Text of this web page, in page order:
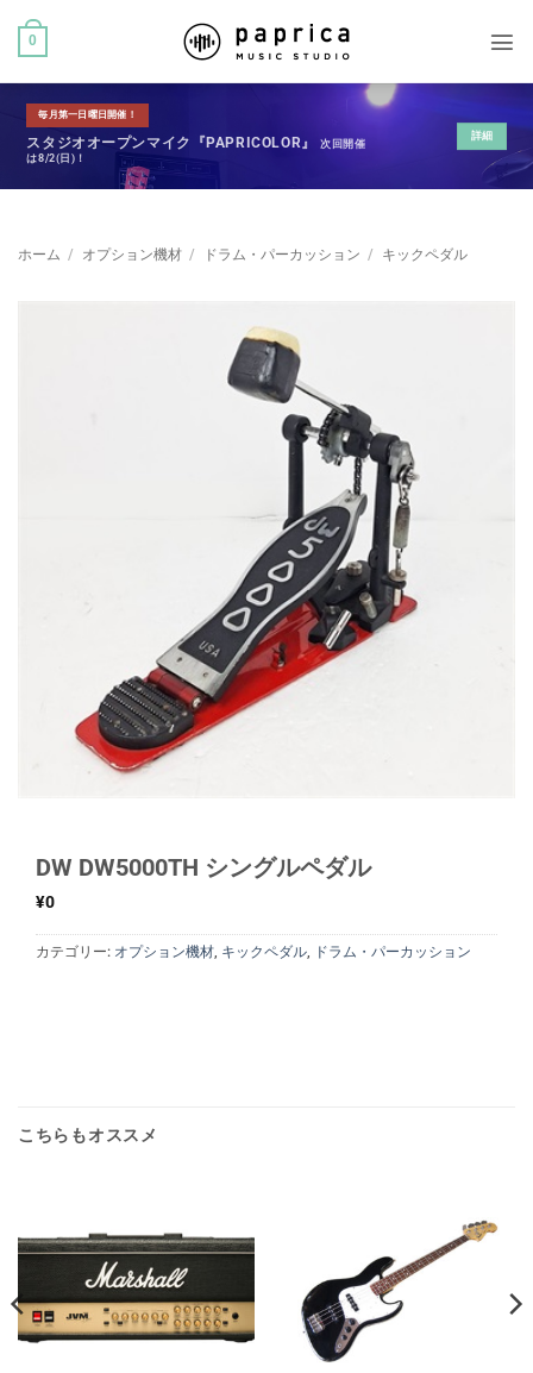
0
毎月第一日曜日開催！
スタジオオープンマイク『PAPRICOLOR』次回開催
は8/2(日)！
詳細
ホーム / オプション機材 / ドラム・パーカッション / キックペダル
DW DW5000TH シングルペダル
¥0
カテゴリー: オプション機材 キックペダル ドラム・パーカッション
こちらもオススメ